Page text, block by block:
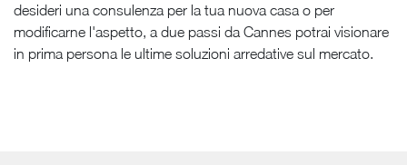
desideri una consulenza per la tua nuova casa o per
modificarne l'aspetto, a due passi da Cannes potrai visionare
in prima persona le ultime soluzioni arredative sul mercato.